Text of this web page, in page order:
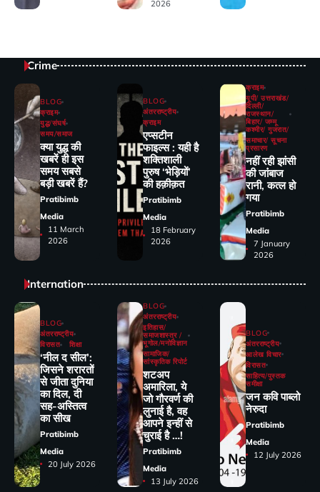
2026
Crime
BLOG
क्राइम
युद्ध/संघर्ष
समय/समाज
क्या युद्ध की
खबरें ही इस
समय सबसे
बड़ी खबरें हैं?
Pratibimb
Media
11 March
2026
BLOG
अंतरराष्ट्रीय
क्राइम
एप्सटीन
फाइल्स : यही है
शक्तिशाली
पुरुष ‘भेड़ियों’
की हक़ीक़त
Pratibimb
Media
18 February
2026
क्राइम
यूपी/ उत्तराखंड/
दिल्ली/
राजस्थान/
बिहार/ जम्मू
कश्मीर/ गुजरात/
समाचार/ सूचना
प्रसारण
नहीं रही झांसी
की जांंबाज
रानी, कत्‍ल हो
गया
Pratibimb
Media
7 January
2026
Internation
BLOG
अंतरराष्ट्रीय
विरासत
शिक्षा
‘नील द सील’:
जिसने शरारतों
से जीता दुनिया
का दिल, दी
सह-अस्तित्व
का सीख
Pratibimb
Media
20 July 2026
BLOG
अंतरराष्ट्रीय
इतिहास/
समाजशास्त्र /
भूगोल/मनोविज्ञान
सामाजिक/
सांस्कृतिक रिपोर्ट
शटअप
अमारिला, ये
जो गौरवर्ण की
लुनाई है, वह
आपने इन्हीं से
चुराई है …!
Pratibimb
Media
13 July 2026
BLOG
अंतरराष्ट्रीय
आलेख विचार
विरासत
साहित्य/पुस्तक
समीक्षा
जन कवि पाब्लो
नेरुदा
Pratibimb
Media
12 July 2026